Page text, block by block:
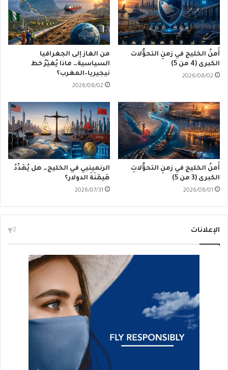
أَمنُ الخليج في زمنِ التحوُّلات
الكبرى (4 من 5)
2026/08/02
من الغاز إلى الجغرافيا
السياسية… ماذا يُغيّرُ خط
نيجيريا–المغرب؟
2026/08/02
أَمنُ الخليج في زمنِ التحوُّلاتِ
الكبرى (3 من 5)
2026/08/01
الرنمينبي في الخليج… هل يُهَدِّدُ
هَيمَنَةَ الدولار؟
2026/07/31
الإعلانات